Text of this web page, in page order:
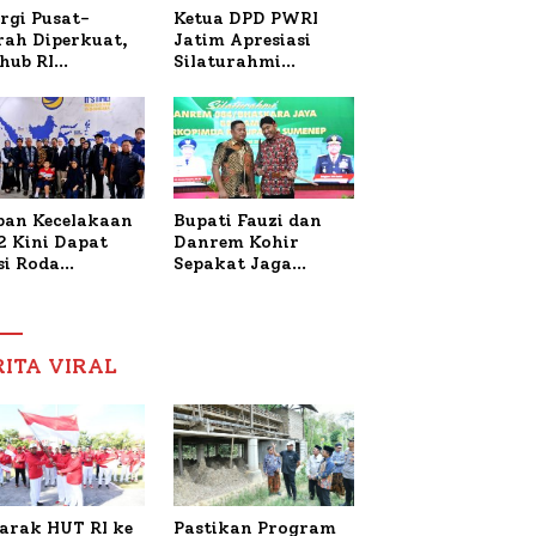
Pusat-
Diperkuat,
RI
Bahas
KM
Sentosa II
Ketua DPD PWRI
Jatim Apresiasi
Silaturahmi
dan PWRI, Sebut
Kemitraan Ideal
Polri-Pers
Kecelakaan
Kini Dapat
Roda
Nabil
Bupati Fauzi dan
Danrem Kohir
Sepakat Jaga
VIRAL
HUT RI ke
Pastikan Program